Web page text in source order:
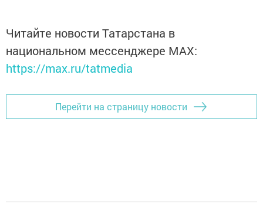
Читайте новости Татарстана в
национальном мессенджере MАХ:
https://max.ru/tatmedia
Перейти на страницу новости